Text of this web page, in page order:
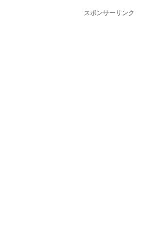
スポンサーリンク